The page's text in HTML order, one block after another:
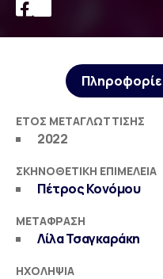
ΈΤΟΣ ΜΕΤΑΓΛΏΤΤΙΣΗΣ
2022
ΣΚΗΝΟΘΕΤΙΚΉ ΕΠΙΜΈΛΕΙΑ
Πέτρος Κονόμου
ΜΕΤΆΦΡΑΣΗ
Λίλα Τσαγκαράκη
ΗΧΟΛΗΨΊΑ